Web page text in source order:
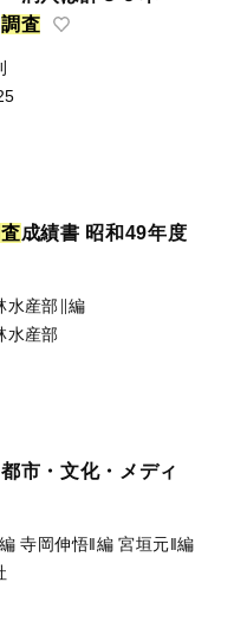
調査
査成績書 昭和49年度
水産部∥編
水産部
市・文化・メディ
寺岡伸悟‖編 宮垣元‖編